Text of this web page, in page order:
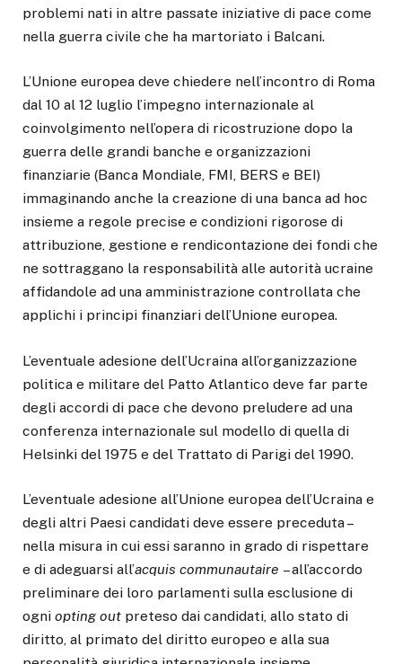
problemi nati in altre passate iniziative di pace come
nella guerra civile che ha martoriato i Balcani.
L’Unione europea deve chiedere nell’incontro di Roma
dal 10 al 12 luglio l’impegno internazionale al
coinvolgimento nell’opera di ricostruzione dopo la
guerra delle grandi banche e organizzazioni
finanziarie (Banca Mondiale, FMI, BERS e BEI)
immaginando anche la creazione di una banca ad hoc
insieme a regole precise e condizioni rigorose di
attribuzione, gestione e rendicontazione dei fondi che
ne sottraggano la responsabilità alle autorità ucraine
affidandole ad una amministrazione controllata che
applichi i principi finanziari dell’Unione europea.
L’eventuale adesione dell’Ucraina all’organizzazione
politica e militare del Patto Atlantico deve far parte
degli accordi di pace che devono preludere ad una
conferenza internazionale sul modello di quella di
Helsinki del 1975 e del Trattato di Parigi del 1990.
L’eventuale adesione all’Unione europea dell’Ucraina e
degli altri Paesi candidati deve essere preceduta –
nella misura in cui essi saranno in grado di rispettare
e di adeguarsi all’acquis communautaire – all’accordo
preliminare dei loro parlamenti sulla esclusione di
ogni opting out preteso dai candidati, allo stato di
diritto, al primato del diritto europeo e alla sua